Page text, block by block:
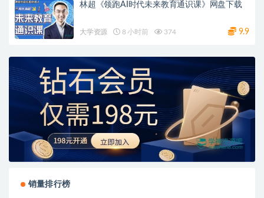
林超《领跑AI时代未来教育通识课》网盘下载
大学资源 8 小时前 374 9.9
销量排行榜